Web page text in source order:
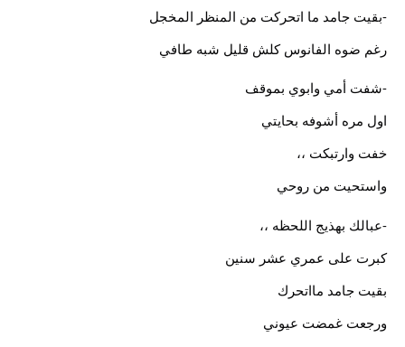
-بقيت جامد ما اتحركت من المنظر المخجل
رغم ضوه الفانوس كلش قليل شبه طافي
-شفت أمي وابوي بموقف
اول مره أشوفه بحايتي
خفت وارتبكت ،،
واستحيت من روحي
-عبالك بهذيج اللحظه ،،
كبرت على عمري عشر سنين
بقيت جامد مااتحرك
ورجعت غمضت عيوني